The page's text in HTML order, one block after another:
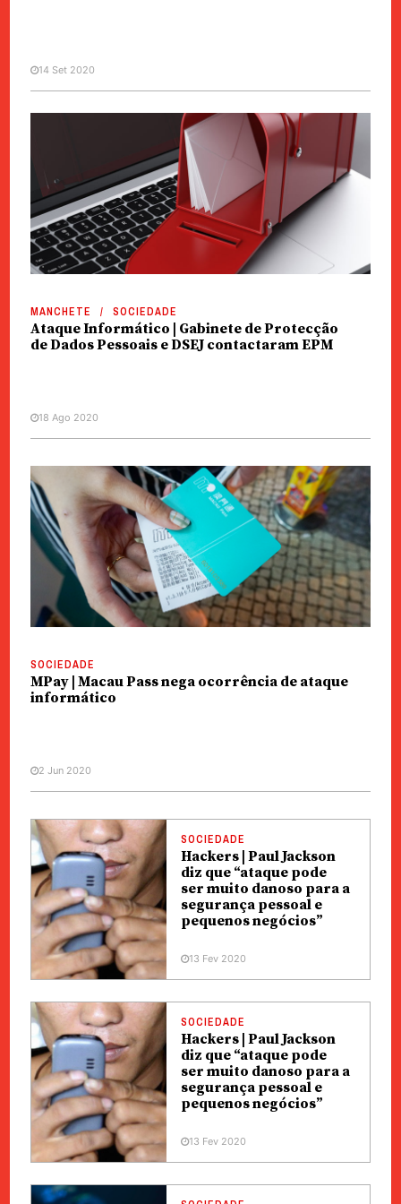
EPM | Ataque informático com
possível origem na Ucrânia
14 Set 2020
MANCHETE SOCIEDADE
Ataque Informático | Gabinete de Protecção
de Dados Pessoais e DSEJ contactaram EPM
18 Ago 2020
SOCIEDADE
MPay | Macau Pass nega ocorrência de ataque
informático
2 Jun 2020
SOCIEDADE
Hackers | Paul Jackson
diz que “ataque pode
ser muito danoso para a
segurança pessoal e
pequenos negócios”
13 Fev 2020
SOCIEDADE
Hackers | Paul Jackson
diz que “ataque pode
ser muito danoso para a
segurança pessoal e
pequenos negócios”
13 Fev 2020